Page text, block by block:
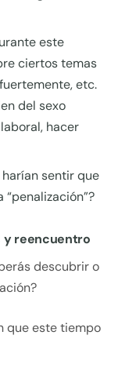
este
ciertos temas
etc.
del sexo
hacer
sentir que
y reencuentro
descubrir o
que este tiempo